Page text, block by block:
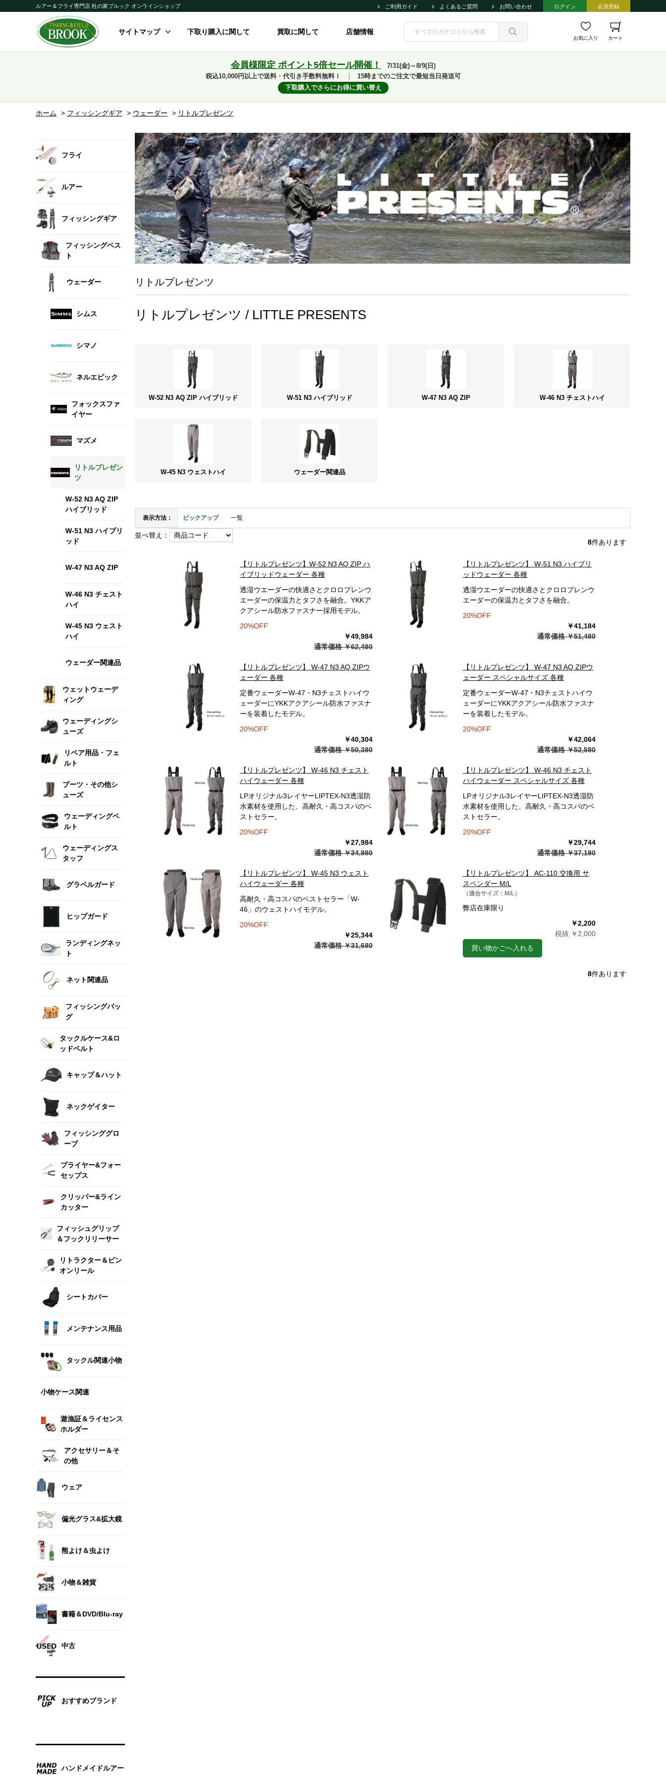
ルアー＆フライ専門店 杜の家ブルック オンラインショップ ご利用ガイド よくあるご質問 お問い合わせ ログイン 会員登録
サイトマップ 下取り購入に関して 買取に関して 店舗情報
お気に入り カート
会員様限定 ポイント5倍セール開催！
7/31(金)～8/9(日)
税込10,000円以上で送料・代引き手数料無料！
15時までのご注文で最短当日発送可
下取購入でさらにお得に買い替え
ホーム > フィッシングギア > ウェーダー > リトルプレゼンツ
フライ
ルアー
フィッシングギア
フィッシングベス
ト
ウェーダー
シムス
シマノ
ネルエピック
フォックスファ
イヤー
マズメ
リトルプレゼン
ツ
W-52 N3 AQ ZIP
ハイブリッド
W-51 N3 ハイブリ
ッド
W-47 N3 AQ ZIP
W-46 N3 チェスト
ハイ
W-45 N3 ウェスト
ハイ
ウェーダー関連品
ウェットウェーデ
ィング
ウェーディングシ
ューズ
リペア用品・フェ
ルト
ブーツ・その他シ
ューズ
ウェーディングベ
ルト
ウェーディングス
タッフ
グラベルガード
ヒップガード
ランディングネッ
ト
ネット関連品
フィッシングバッ
グ
タックルケース&ロ
ッドベルト
キャップ＆ハット
ネックゲイター
フィッシンググロ
ーブ
プライヤー&フォー
セップス
クリッパー&ライン
カッター
フィッシュグリップ
＆フックリリーサー
リトラクター＆ピン
オンリール
シートカバー
メンテナンス用品
タックル関連小物
小物ケース関連
遊漁証＆ライセンス
ホルダー
アクセサリー＆そ
の他
ウェア
偏光グラス&拡大鏡
熊よけ＆虫よけ
小物＆雑貨
書籍＆DVD/Blu-ray
中古
おすすめブランド
ハンドメイドルアー
リトルプレゼンツ
リトルプレゼンツ / LITTLE PRESENTS
W-52 N3 AQ ZIP ハイブリッド W-51 N3 ハイブリッド W-47 N3 AQ ZIP W-46 N3 チェストハイ
W-45 N3 ウェストハイ ウェーダー関連品
表示方法： ピックアップ 一覧
並べ替え：
8件あります
【リトルプレゼンツ】W-52 N3 AQ ZIP ハ
イブリッドウェーダー 各種
透湿ウエーダーの快適さとクロロプレンウ
エーダーの保温力とタフさを融合。YKKア
クアシール防水ファスナー採用モデル。
20%OFF
￥49,984
通常価格 ￥62,480
【リトルプレゼンツ】 W-51 N3 ハイブリ
ッドウェーダー 各種
透湿ウエーダーの快適さとクロロプレンウ
エーダーの保温力とタフさを融合。
20%OFF
￥41,184
通常価格 ￥51,480
【リトルプレゼンツ】 W-47 N3 AQ ZIPウ
ェーダー 各種
定番ウェーダーW-47・N3チェストハイウ
ェーダーにYKKアクアシール防水ファスナ
ーを装着したモデル。
20%OFF
￥40,304
通常価格 ￥50,380
【リトルプレゼンツ】 W-47 N3 AQ ZIPウ
ェーダー スペシャルサイズ 各種
定番ウェーダーW-47・N3チェストハイウ
ェーダーにYKKアクアシール防水ファスナ
ーを装着したモデル。
20%OFF
￥42,064
通常価格 ￥52,580
【リトルプレゼンツ】 W-46 N3 チェスト
ハイウェーダー 各種
LPオリジナル3レイヤーLIPTEX-N3透湿防
水素材を使用した、高耐久・高コスパのベ
ストセラー。
20%OFF
￥27,984
通常価格 ￥34,980
【リトルプレゼンツ】 W-46 N3 チェスト
ハイウェーダー スペシャルサイズ 各種
LPオリジナル3レイヤーLIPTEX-N3透湿防
水素材を使用した、高耐久・高コスパのベ
ストセラー。
20%OFF
￥29,744
通常価格 ￥37,180
【リトルプレゼンツ】 W-45 N3 ウェスト
ハイウェーダー 各種
高耐久・高コスパのベストセラー「W-
46」のウェストハイモデル。
20%OFF
￥25,344
通常価格 ￥31,680
【リトルプレゼンツ】 AC-110 交換用 サ
スペンダー M/L
（適合サイズ：M/L）
弊店在庫限り
￥2,200
税抜 ￥2,000
買い物かごへ入れる
8件あります